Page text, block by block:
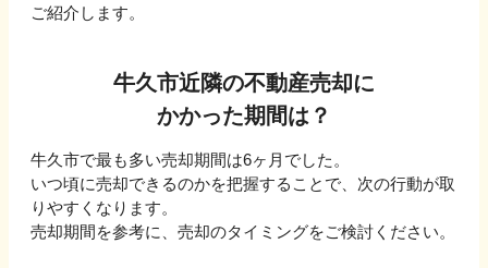
ご紹介します。
牛久市近隣の不動産売却に
かかった期間は？
牛久市で最も多い売却期間は6ヶ月 でした。
いつ頃に売却できるのかを把握することで、次の行動が取
りやすくなります。
売却期間を参考に、売却のタイミングをご検討ください。